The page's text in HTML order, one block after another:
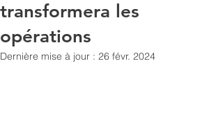
transformera les
opérations
Dernière mise à jour : 26 févr. 2024